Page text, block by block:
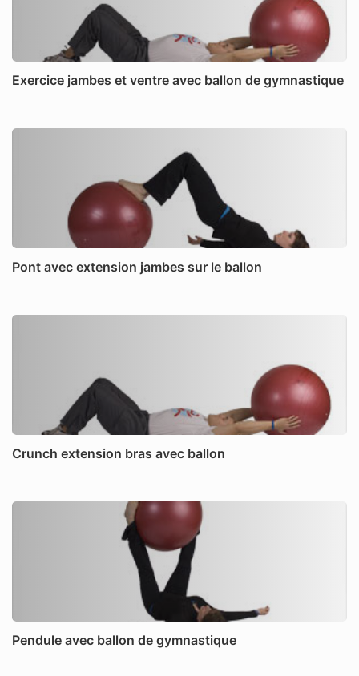
Exercice jambes et ventre avec ballon de gymnastique
Pont avec extension jambes sur le ballon
Crunch extension bras avec ballon
Pendule avec ballon de gymnastique